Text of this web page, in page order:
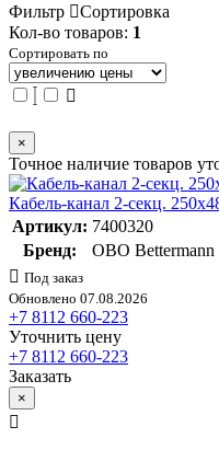
Фильтр
Сортировка
Кол-во товаров: 1
Сортировать по
×
Точное наличие товаров
Кабель-канал 2-секц.
Артикул: 7400320
Бренд:
OBO Bettermann
Под заказ
Обновлено 07.08.2026
+7 8112 660-223
Уточнить цену
+7 8112 660-223
Заказать
×